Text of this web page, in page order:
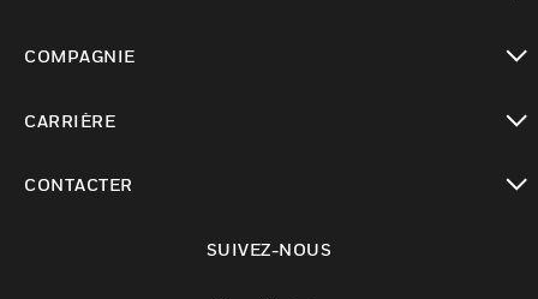
COMPAGNIE
CARRIÈRE
CONTACTER
SUIVEZ-NOUS